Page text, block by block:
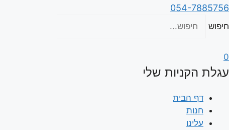
054-7885756
חיפוש
0
עגלת הקניות שלי
דף הבית
חנות
עלינו